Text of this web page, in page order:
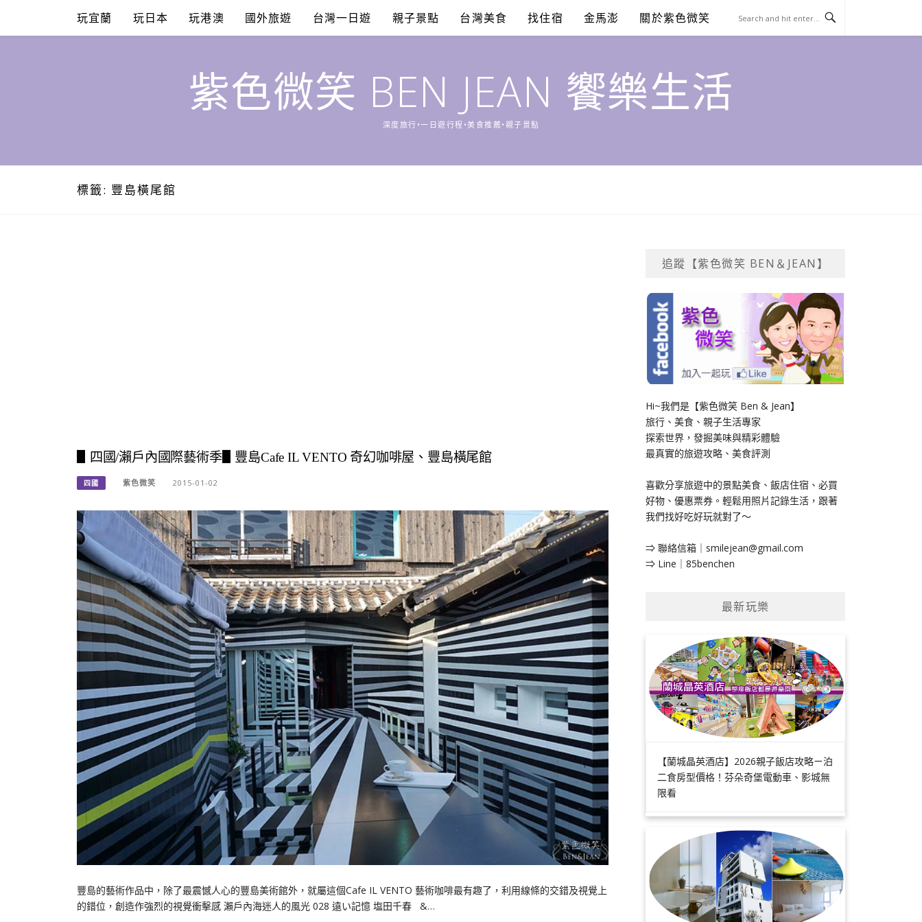
content
玩宜蘭 玩日本 玩港澳 國外旅遊 台灣一日遊 親子景點 台灣美食 找住宿 金馬澎 關於紫色微笑
紫色微笑 BEN JEAN 饗樂生活
深度旅行•一日遊行程•美食推薦•親子景點
標籤: 豐島橫尾館
▋四國/瀨戶內國際藝術季▋豐島Cafe IL VENTO 奇幻咖啡屋、豐島橫尾館
四國 紫色微笑 2015-01-02
豐島的藝術作品中，除了最震憾人心的豐島美術館外，就屬這個Cafe IL VENTO 藝術咖啡最有趣了，利用線條的交錯及視覺上
的錯位，創造作強烈的視覺衝擊感 瀨戶內海迷人的風光 028 遠い記憶 塩田千春 &…
追蹤【紫色微笑 BEN＆JEAN】
Hi~我們是【紫色微笑 Ben & Jean】
旅行、美食、親子生活專家
探索世界，發掘美味與精彩體驗
最真實的旅遊攻略、美食評測
喜歡分享旅遊中的景點美食、飯店住宿、必買
好物、優惠票券。輕鬆用照片記錄生活，跟著
我們找好吃好玩就對了～
⇒ 聯絡信箱｜ smilejean@gmail.com
⇒ Line｜85benchen
最新玩樂
【蘭城晶英酒店】2026親子飯店攻略ㄧ泊
二食房型價格！芬朵奇堡電動車、影城無
限看